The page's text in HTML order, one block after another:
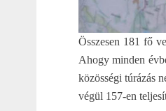
Összesen 181 fő
Ahogy minden
közösségi túrázás
végül 157-en